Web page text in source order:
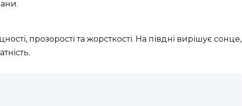
прозорості та жорсткості. На півдні вирішує сонце,